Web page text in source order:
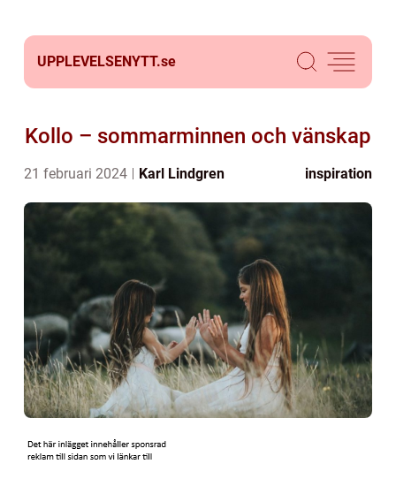
UPPLEVELSENYTT.se
Kollo – sommarminnen och vänskap
21 februari 2024 Karl Lindgren inspiration